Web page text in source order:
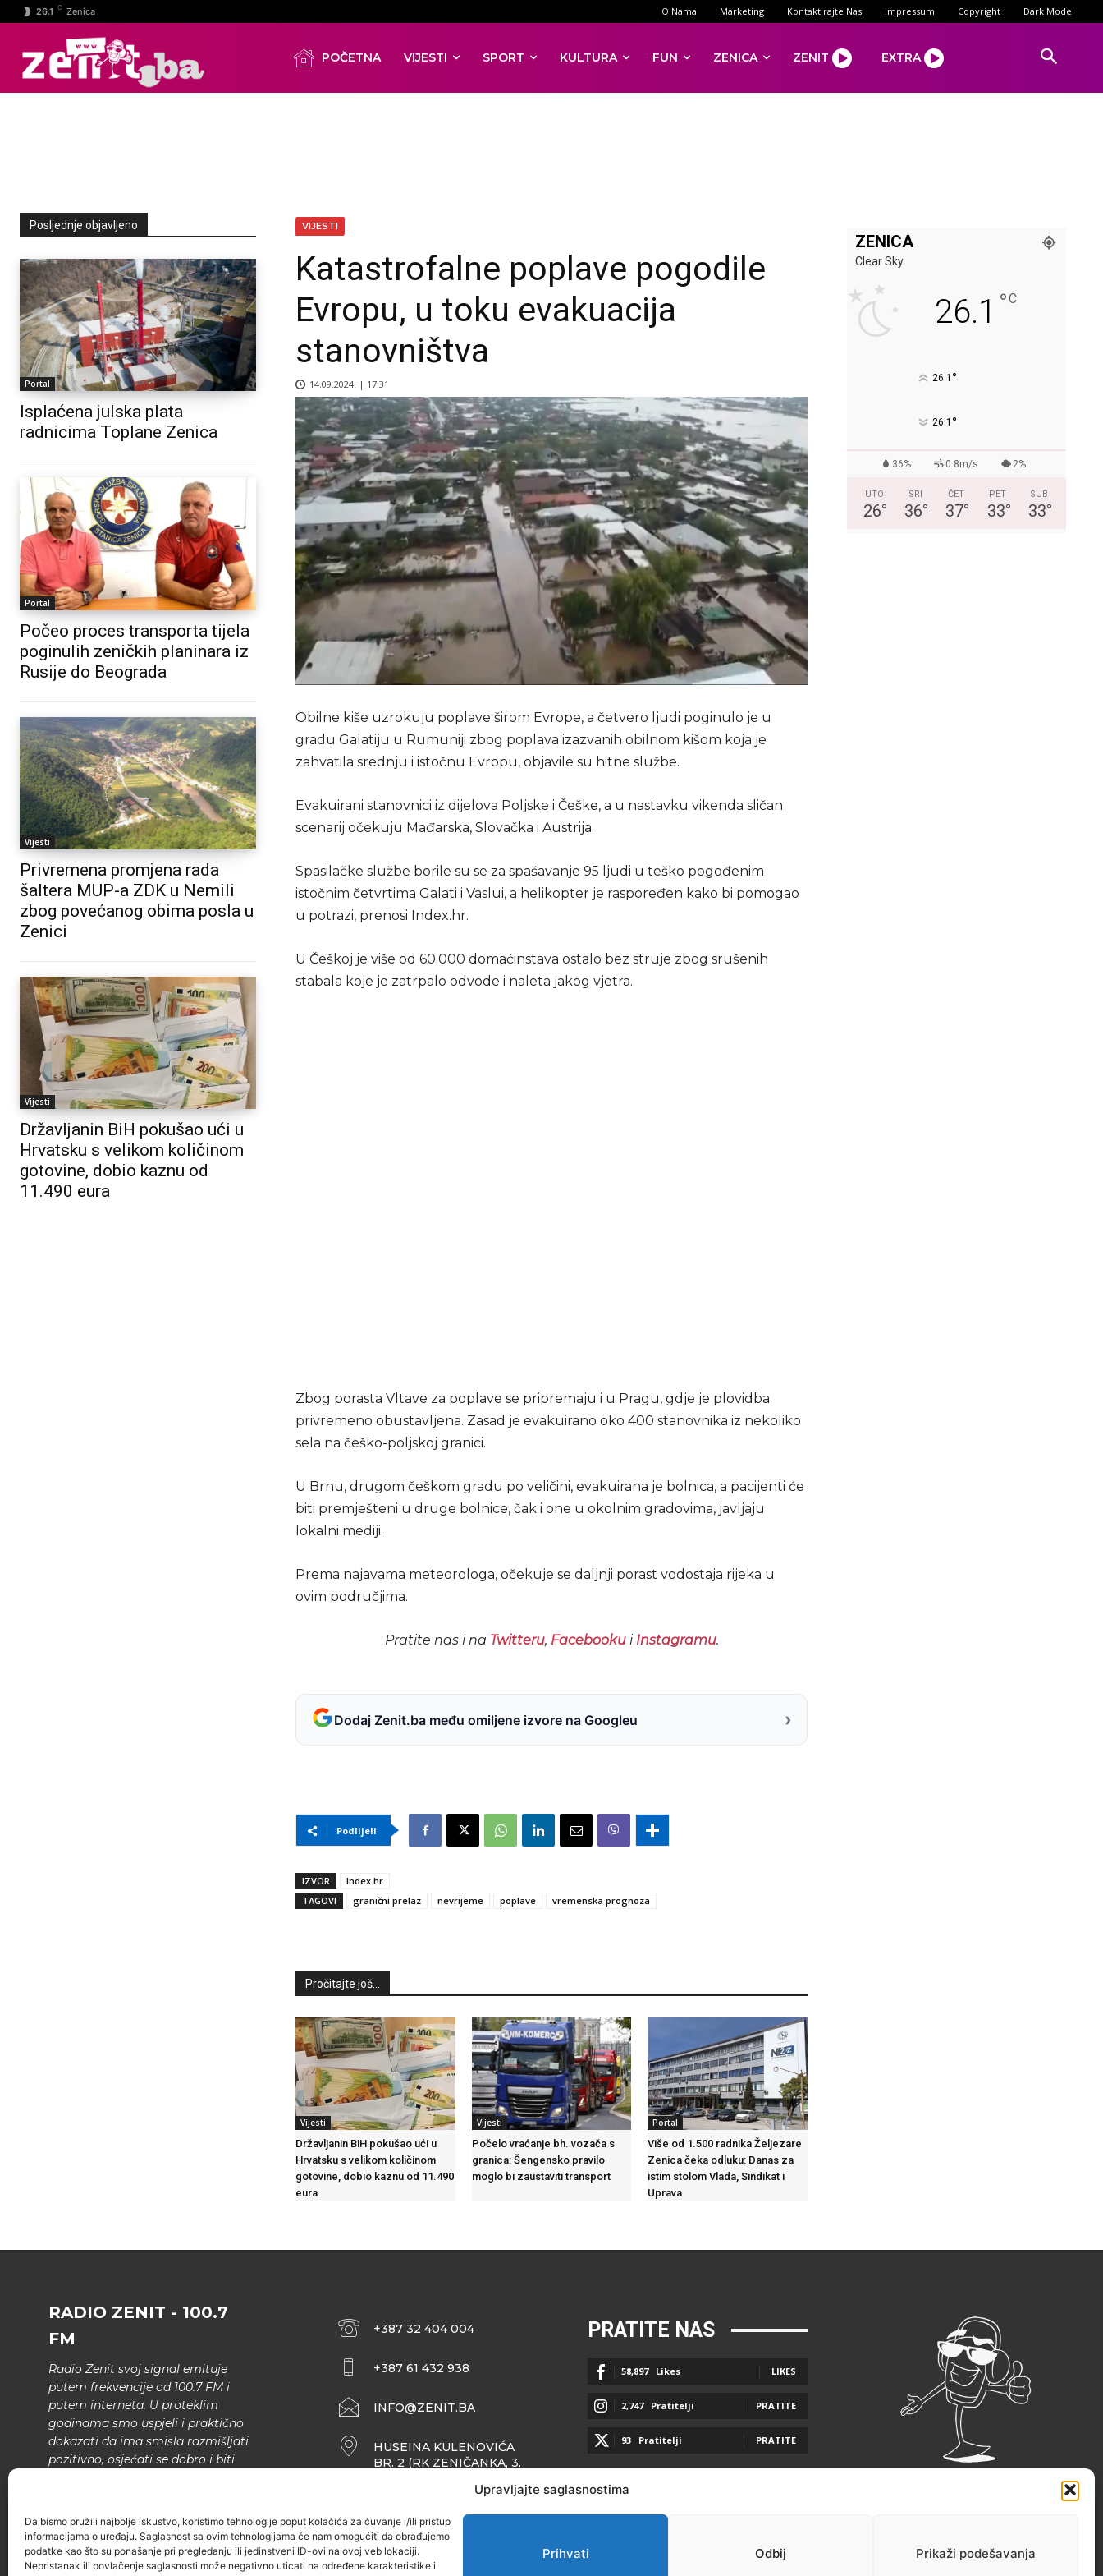
Upravljajte saglasnostima
Da bismo pružili najbolje iskustvo, koristimo tehnologije poput kolačića za čuvanje i/ili pristup
informacijama o uređaju. Saglasnost sa ovim tehnologijama će nam omogućiti da obrađujemo
podatke kao što su ponašanje pri pregledanju ili jedinstveni ID-ovi na ovoj veb lokaciji.
Nepristanak ili povlačenje saglasnosti može negativno uticati na određene karakteristike i
Prihvati Odbij Prikaži podešavanja
26.1 C Zenica O Nama Marketing Kontaktirajte Nas Impressum Copyright Dark Mode
POČETNA VIJESTI SPORT KULTURA FUN ZENICA ZENIT EXTRA
Posljednje objavljeno
Portal
Isplaćena julska plata
radnicima Toplane Zenica
Portal
Počeo proces transporta tijela
poginulih zeničkih planinara iz
Rusije do Beograda
Vijesti
Privremena promjena rada
šaltera MUP-a ZDK u Nemili
zbog povećanog obima posla u
Zenici
Vijesti
Državljanin BiH pokušao ući u
Hrvatsku s velikom količinom
gotovine, dobio kaznu od
11.490 eura
VIJESTI
Katastrofalne poplave pogodile
Evropu, u toku evakuacija
stanovništva
14.09.2024. | 17:31
Obilne kiše uzrokuju poplave širom Evrope, a četvero ljudi poginulo je u
gradu Galatiju u Rumuniji zbog poplava izazvanih obilnom kišom koja je
zahvatila srednju i istočnu Evropu, objavile su hitne službe.
Evakuirani stanovnici iz dijelova Poljske i Češke, a u nastavku vikenda sličan
scenarij očekuju Mađarska, Slovačka i Austrija.
Spasilačke službe borile su se za spašavanje 95 ljudi u teško pogođenim
istočnim četvrtima Galati i Vaslui, a helikopter je raspoređen kako bi pomogao
u potrazi, prenosi Index.hr.
U Češkoj je više od 60.000 domaćinstava ostalo bez struje zbog srušenih
stabala koje je zatrpalo odvode i naleta jakog vjetra.
Zbog porasta Vltave za poplave se pripremaju i u Pragu, gdje je plovidba
privremeno obustavljena. Zasad je evakuirano oko 400 stanovnika iz nekoliko
sela na češko-poljskoj granici.
U Brnu, drugom češkom gradu po veličini, evakuirana je bolnica, a pacijenti će
biti premješteni u druge bolnice, čak i one u okolnim gradovima, javljaju
lokalni mediji.
Prema najavama meteorologa, očekuje se daljnji porast vodostaja rijeka u
ovim područjima.
Pratite nas i na Twitteru, Facebookui Instagramu.
Dodaj Zenit.ba među omiljene izvore na Googleu ›
Podlijeli
IZVOR
Index.hr
TAGOVI
granični prelaz nevrijeme poplave vremenska prognoza
Pročitajte još...
Vijesti
Državljanin BiH pokušao ući u
Hrvatsku s velikom količinom
gotovine, dobio kaznu od 11.490
eura
Vijesti
Počelo vraćanje bh. vozača s
granica: Šengensko pravilo
moglo bi zaustaviti transport
Portal
Više od 1.500 radnika Željezare
Zenica čeka odluku: Danas za
istim stolom Vlada, Sindikat i
Uprava
ZENICA
Clear Sky
26.1 °C
26.1 °
26.1 °
36% 0.8m/s 2%
UTO
26°
SRI
36°
ČET
37°
PET
33°
SUB
33°
RADIO ZENIT - 100.7
FM
Radio Zenit svoj signal emituje
putem frekvencije od 100.7 FM i
putem interneta. U proteklim
godinama smo uspjeli i praktično
dokazati da ima smisla razmišljati
pozitivno, osjećati se dobro i biti
narodne muzike..
+387 32 404 004
+387 61 432 938
INFO@ZENIT.BA
HUSEINA KULENOVIĆA
BR. 2 (RK ZENIČANKA, 3.
PRATITE NAS
58,897 Likes LIKES
2,747 Pratitelji PRATITE
93 Pratitelji PRATITE